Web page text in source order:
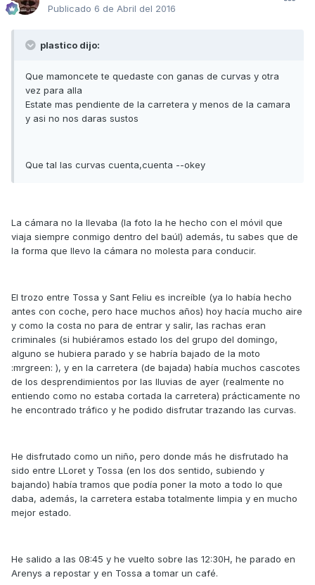
Publicado 6 de Abril del 2016
plastico dijo:
Que mamoncete te quedaste con ganas de curvas y otra
vez para alla
Estate mas pendiente de la carretera y menos de la camara
y asi no nos daras sustos
Que tal las curvas cuenta,cuenta --okey
La cámara no la llevaba (la foto la he hecho con el móvil que
viaja siempre conmigo dentro del baúl) además, tu sabes que de
la forma que llevo la cámara no molesta para conducir.
El trozo entre Tossa y Sant Feliu es increíble (ya lo había hecho
antes con coche, pero hace muchos años) hoy hacía mucho aire
y como la costa no para de entrar y salir, las rachas eran
criminales (si hubiéramos estado los del grupo del domingo,
alguno se hubiera parado y se habría bajado de la moto
:mrgreen: ), y en la carretera (de bajada) había muchos cascotes
de los desprendimientos por las lluvias de ayer (realmente no
entiendo como no estaba cortada la carretera) prácticamente no
he encontrado tráfico y he podido disfrutar trazando las curvas.
He disfrutado como un niño, pero donde más he disfrutado ha
sido entre LLoret y Tossa (en los dos sentido, subiendo y
bajando) había tramos que podía poner la moto a todo lo que
daba, además, la carretera estaba totalmente limpia y en mucho
mejor estado.
He salido a las 08:45 y he vuelto sobre las 12:30H, he parado en
Arenys a repostar y en Tossa a tomar un café.